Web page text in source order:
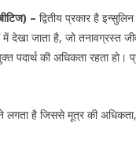
– द्वितीय प्रकार है
जाता है, जो तनावग्रस्त
की अधिकता रहता हो।
लगता है जिससे मूत्र की